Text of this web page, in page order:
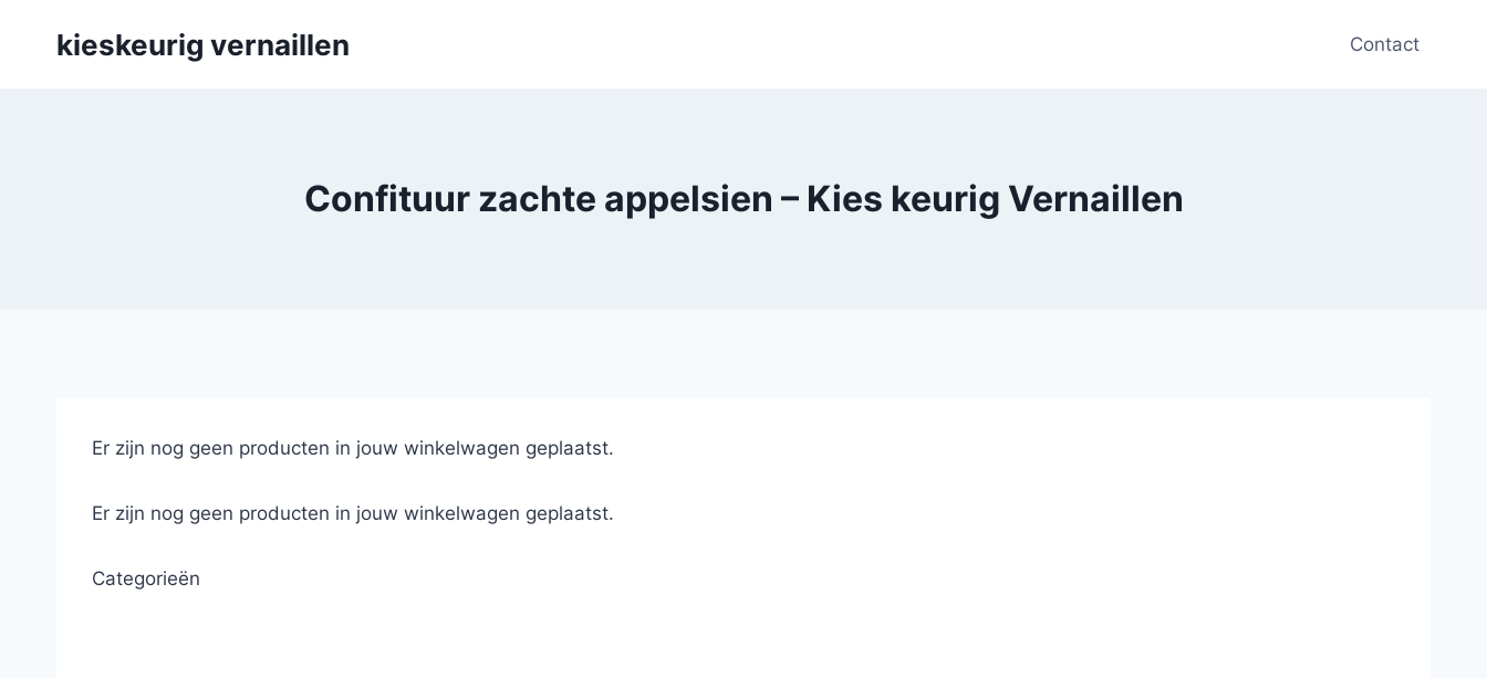
kieskeurig vernaillen Contact
Confituur zachte appelsien – Kies keurig Vernaillen
Er zijn nog geen producten in jouw winkelwagen geplaatst.
Er zijn nog geen producten in jouw winkelwagen geplaatst.
Categorieën